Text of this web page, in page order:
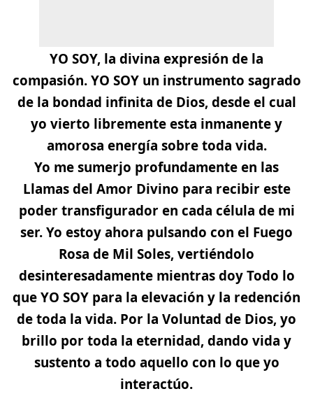
YO SOY, la divina expresión de la
compasión. YO SOY un instrumento sagrado
de la bondad infinita de Dios, desde el cual
yo vierto libremente esta inmanente y
amorosa energía sobre toda vida.
Yo me sumerjo profundamente en las
Llamas del Amor Divino para recibir este
poder transfigurador en cada célula de mi
ser.Yo estoy ahora pulsando con el Fuego
Rosa de Mil Soles, vertiéndolo
desinteresadamente mientras doy Todo lo
que YO SOY para la elevación y la redención
de toda la vida. Por la Voluntad de Dios,yo
brillo por toda la eternidad, dando vida y
sustento a todo aquello con lo que yo
interactúo.